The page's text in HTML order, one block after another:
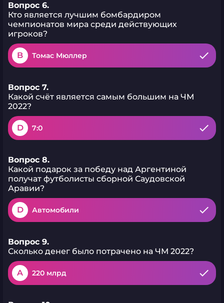
Вопрос 6.
Кто является лучшим бомбардиром
чемпионатов мира среди действующих
игроков?
B Томас Мюллер
Вопрос 7.
Какой счёт является самым большим на ЧМ
2022?
D 7:0
Вопрос 8.
Какой подарок за победу над Аргентиной
получат футболисты сборной Саудовской
Аравии?
D Автомобили
Вопрос 9.
Сколько денег было потрачено на ЧМ 2022?
A 220 млрд